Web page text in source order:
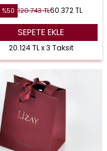
%50 120.743TL60.372TL
SEPETE EKLE
20.124 TL x 3 Taksit